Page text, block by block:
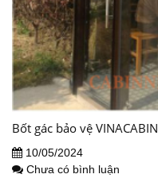
Bốt gác bảo vệ
10/05/2024
Chưa có bình luận